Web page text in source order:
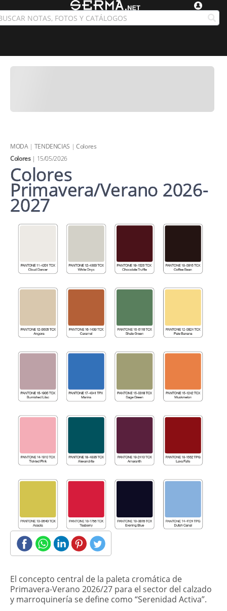
MODA| TENDENCIAS |Colores
Colores| 15/05/2026
Colores
Primavera/Verano 2026-
2027
​El concepto central de la paleta cromática de
Primavera-Verano 2026/27 para el sector del calzado
y marroquinería se define como “Serenidad Activa”.